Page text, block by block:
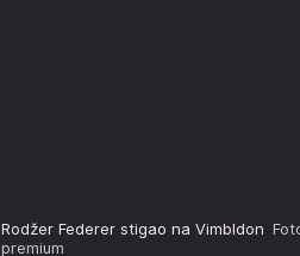
Rodžer Federer stigao na Vimbldon
premium